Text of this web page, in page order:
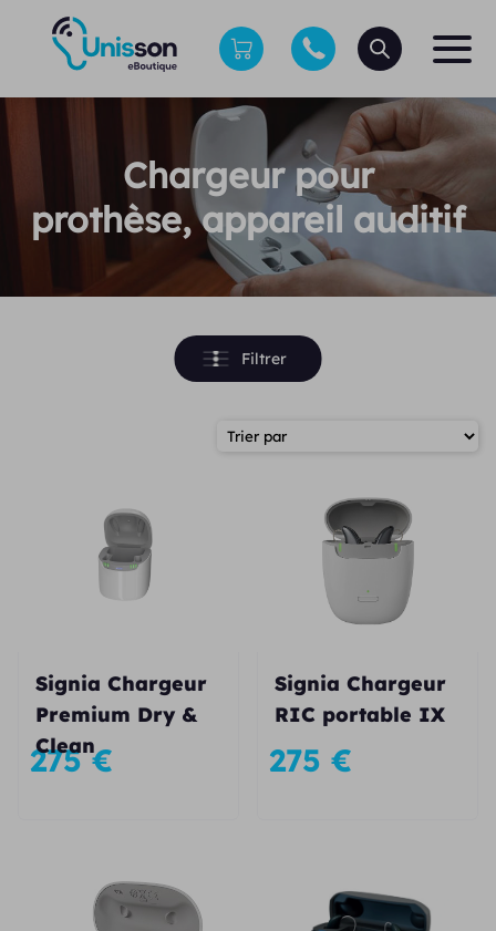
Chargeur pour
prothèse, appareil auditif
Filtrer
Signia Chargeur
Premium Dry &
Clean
275€
Signia Chargeur
RIC portable IX
275€